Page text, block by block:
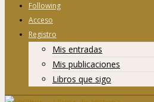
Following
Acceso
Registro
Mis entradas
Mis publicaciones
Libros que sigo